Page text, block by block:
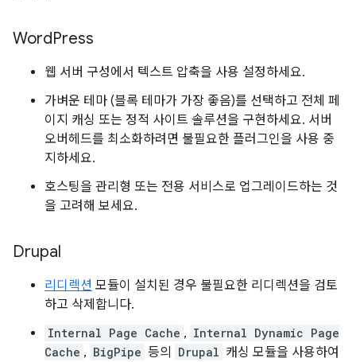
WordPress
웹 서버 구성에서 텍스트 압축을 사용 설정하세요.
가벼운 테마 (블록 테마가 가장 좋음)를 선택하고 전체 페
이지 캐싱 또는 정적 사이트 솔루션을 구현하세요. 서버
오버헤드를 최소화하려면 불필요한 플러그인을 사용 중
지하세요.
호스팅을 관리형 또는 전용 서비스로 업그레이드하는 것
을 고려해 보세요.
Drupal
리디렉션 모듈이 설치된 경우 불필요한 리디렉션을 검토
하고 삭제합니다.
Internal Page Cache , Internal Dynamic Page
Cache , BigPipe 등의 Drupal 캐싱 모듈을 사용하여